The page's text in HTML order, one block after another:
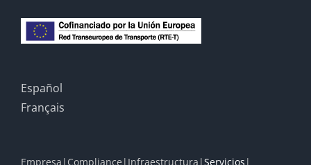
Español
Français
Empresa Compliance Infraestructura Servicios